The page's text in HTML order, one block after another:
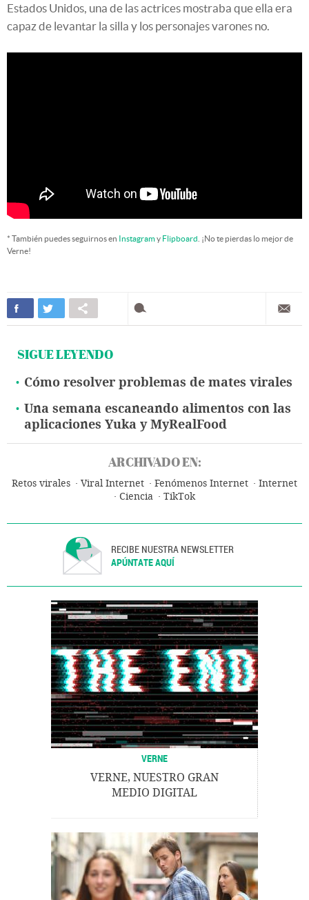
Estados Unidos, una de las actrices mostraba que ella era
capaz de levantar la silla y los personajes varones no.
* También puedes seguirnos en Instagramy Flipboard . ¡No te pierdas lo mejor de
Verne!
SIGUE LEYENDO
Cómo resolver problemas de mates virales
Una semana escaneando alimentos con las
aplicaciones Yuka y MyRealFood
ARCHIVADO EN:
Retos virales Viral Internet Fenómenos Internet
Internet
Ciencia
TikTok
RECIBE NUESTRA NEWSLETTER
APÚNTATE AQUÍ
VERNE
VERNE, NUESTRO GRAN
MEDIO DIGITAL